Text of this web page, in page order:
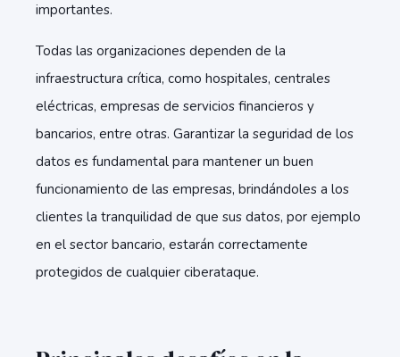
importantes.
Todas las organizaciones dependen de la
infraestructura crítica, como hospitales, centrales
eléctricas, empresas de servicios financieros y
bancarios, entre otras. Garantizar la seguridad de los
datos es fundamental para mantener un buen
funcionamiento de las empresas, brindándoles a los
clientes la tranquilidad de que sus datos, por ejemplo
en el sector bancario, estarán correctamente
protegidos de cualquier ciberataque.